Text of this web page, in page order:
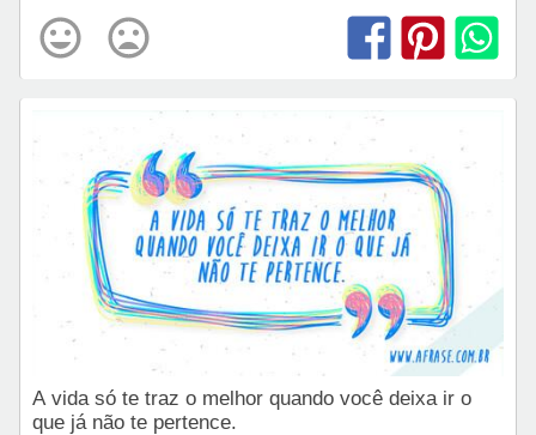
A vida só te traz o melhor quando você deixa ir o
que já não te pertence.